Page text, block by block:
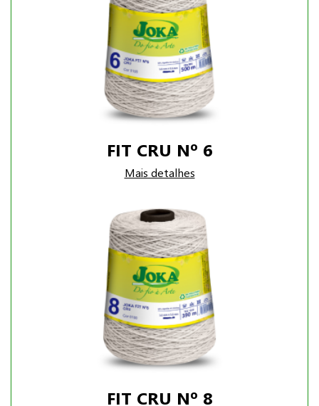
FIT CRU Nº 6
Mais detalhes
FIT CRU Nº 8